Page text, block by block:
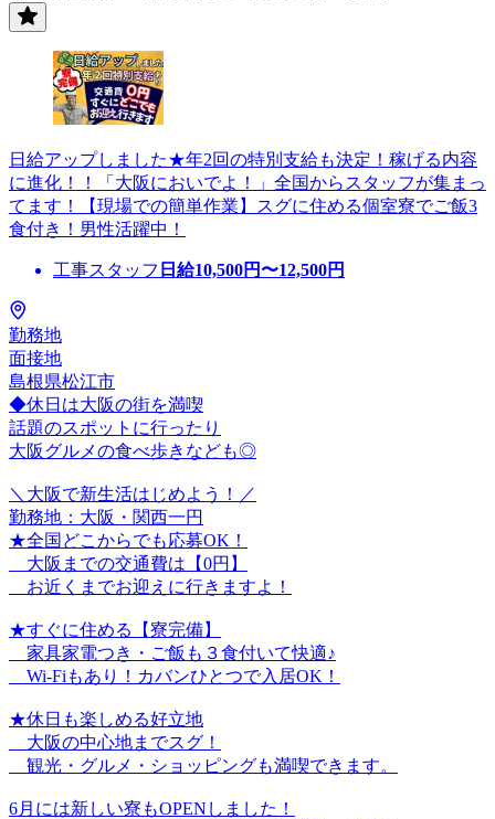
日給アップしました★年2回の特別支給も決定！稼げる内容
に進化！！「大阪においでよ！」全国からスタッフが集まっ
てます！【現場での簡単作業】スグに住める個室寮でご飯3
食付き！男性活躍中！
工事スタッフ 日給10,500円〜12,500円
勤務地
面接地
島根県松江市
◆休日は大阪の街を満喫
話題のスポットに行ったり
大阪グルメの食べ歩きなども◎
＼大阪で新生活はじめよう！／
勤務地：大阪・関西一円
★全国どこからでも応募OK！
大阪までの交通費は【0円】
お近くまでお迎えに行きますよ！
★すぐに住める【寮完備】
家具家電つき・ご飯も３食付いて快適♪
Wi-Fiもあり！カバンひとつで入居OK！
★休日も楽しめる好立地
大阪の中心地までスグ！
観光・グルメ・ショッピングも満喫できます。
6月には新しい寮もOPENしました！